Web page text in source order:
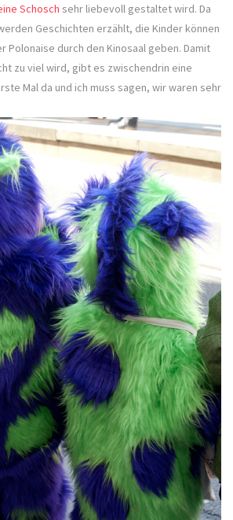
Schosch sehr liebevoll gestaltet wird. Da
Geschichten erzählt, die Kinder können
Polonaise durch den Kinosaal geben. Damit
zu viel wird, gibt es zwischendrin eine
Mal da und ich muss sagen, wir waren sehr